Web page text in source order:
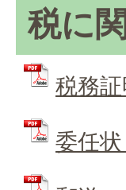
税に
税務
委任